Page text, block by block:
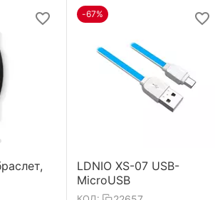
-67%
LDNIO XS-07 USB-
MicroUSB